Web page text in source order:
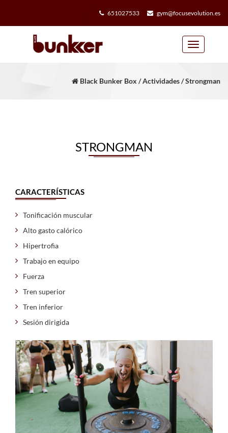
651027533 gym@focusevolution.es
Toggle
navigation
Black Bunker Box / Actividades / Strongman
STRONGMAN
CARACTERÍSTICAS
Tonificación muscular
Alto gasto calórico
Hipertrofia
Trabajo en equipo
Fuerza
Tren superior
Tren inferior
Sesión dirigida